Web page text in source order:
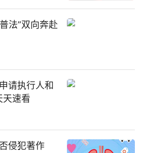
法”双向奔赴
请执行人和
天速看
侵犯著作